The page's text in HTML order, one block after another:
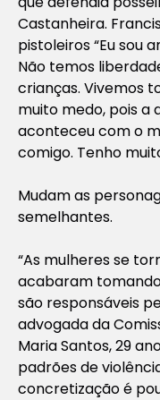
Castanheira.
pistoleiros “Eu sou
Não temos
crianças. Vivemos
muito medo, pois a
aconteceu com o
comigo. Tenho
Mudam as
semelhantes.
“As mulheres se
acabaram
são responsáveis
advogada da
Maria Santos, 29
padrões de
concretização é